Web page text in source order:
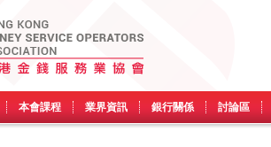
本會課程 業界資訊 銀行關係 討論區